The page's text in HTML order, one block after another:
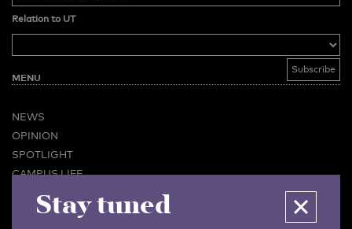
Relation to UT
MENU
NEWS
OPINION
SPOTLIGHT
CAMPUS LIFE
VIDEOStay tuned